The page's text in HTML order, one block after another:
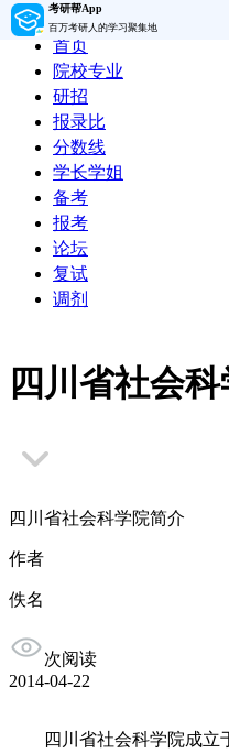
考研帮App
百万考研人的学习聚集地
首页
院校专业
研招
报录比
分数线
学长学姐
备考
报考
论坛
复试
调剂
四川省社会
四川省社会科学院简介
作者
佚名
次阅读
2014-04-22
四川省社会科学院成立于